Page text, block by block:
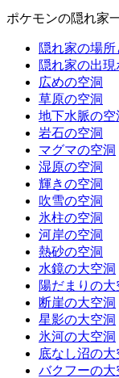
ポケモンの隠れ家
隠れ家の場
隠れ家の出
広めの空洞
草原の空洞
地下水脈の空
岩石の空洞
マグマの空洞
湿原の空洞
輝きの空洞
吹雪の空洞
氷柱の空洞
河岸の空洞
熱砂の空洞
水鏡の大空洞
陽だまりの大
断崖の大空洞
星影の大空洞
氷河の大空洞
底なし沼の大
バクフーの大